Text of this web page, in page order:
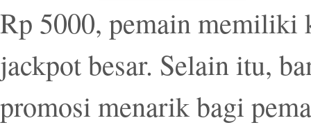
Rp 5000, pemain memiliki
jackpot besar. Selain itu,
promosi menarik bagi